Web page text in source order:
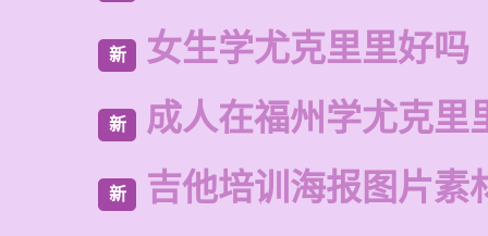
新 女生学尤克里里好吗
新 成人在福州学尤克里
新 吉他培训海报图片素